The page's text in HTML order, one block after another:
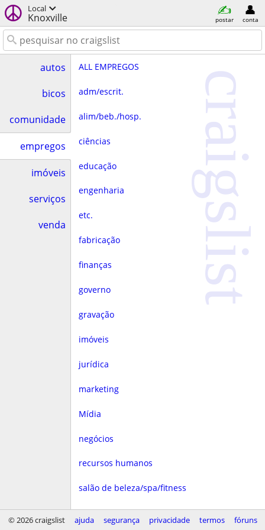
Local
Knoxville postar conta
autos
bicos
comunidade
empregos
imóveis
serviços
venda
ALL EMPREGOS
adm/escrit.
alim/beb./hosp.
ciências
educação
engenharia
etc.
fabricação
finanças
governo
gravação
imóveis
jurídica
marketing
Mídia
negócios
recursos humanos
salão de beleza/spa/fitness
saúde
craigslist
© 2026 craigslist ajuda segurança privacidade termos fóruns